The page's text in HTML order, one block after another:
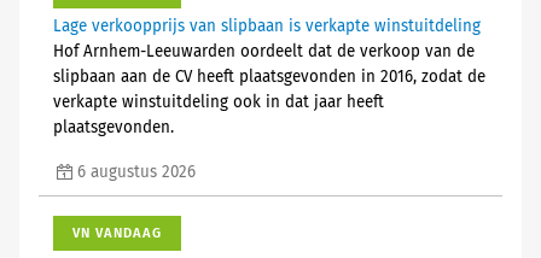
Lage verkoopprijs van slipbaan is verkapte winstuitdeling
Hof Arnhem-Leeuwarden oordeelt dat de verkoop van de
slipbaan aan de CV heeft plaatsgevonden in 2016, zodat de
verkapte winstuitdeling ook in dat jaar heeft
plaatsgevonden.
6 augustus 2026
VN VANDAAG